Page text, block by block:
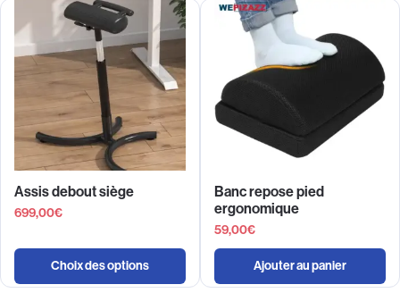
Assis debout siège
699,00€
Choix des options
Banc repose pied
ergonomique
59,00€
Ajouter au panier